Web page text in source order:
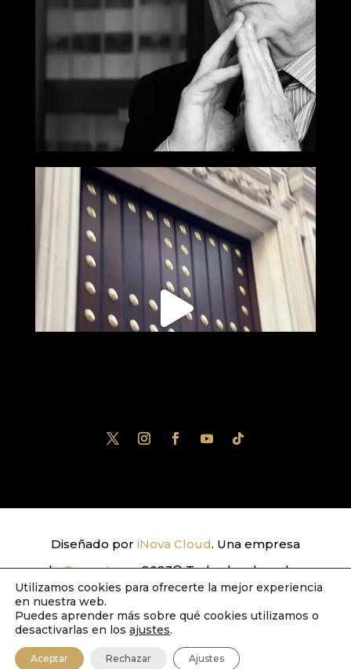
Diseñado por iNova Cloud. Una empresa
deGrupo Inova2023© Todos los derechos
reservados.Política de Privacidad|Aviso
Legal|Política de Cookies
Utilizamos cookies para ofrecerte la mejor experiencia
en nuestra web.
Puedes aprender más sobre qué cookies utilizamos o
desactivarlas en los ajustes.
Aceptar Rechazar Ajustes